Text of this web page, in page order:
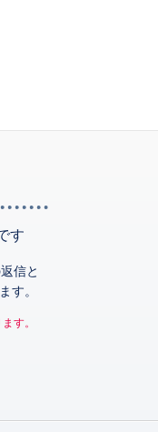
す
信と
す。
す。